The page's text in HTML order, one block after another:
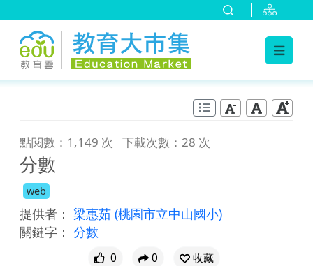
點閱數：1,149 次 下載次數：28 次
分數
web
提供者： 梁惠茹 (桃園市立中山國小)
關鍵字： 分數
0 0
收藏